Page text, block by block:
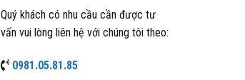
Quý khách có nhu cầu cần được tư
vấn vui lòng liên hệ với chúng tôi theo:
0981.05.81.85